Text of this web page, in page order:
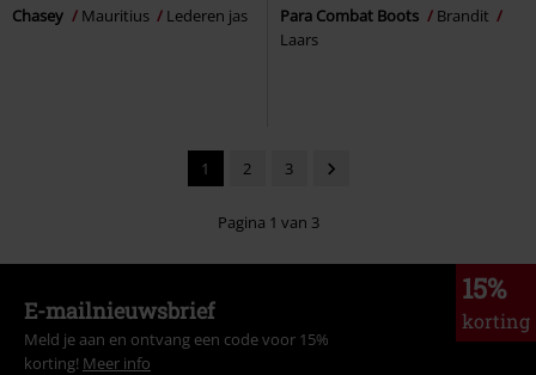
Chasey Mauritius Lederen jas Para Combat Boots
Brandit
Laars
1 2 3
Pagina 1 van 3
15%
korting
E-mailnieuwsbrief
Meld je aan en ontvang een code voor 15%
korting! Meer info